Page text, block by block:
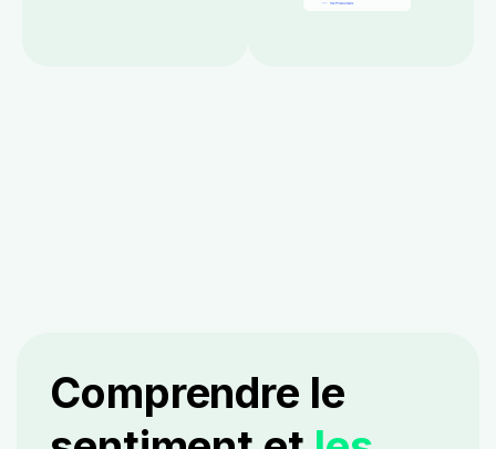
Comprendre le